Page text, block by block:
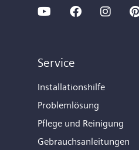
Service
Installationshilfe
Problemlösung
Pflege und Reinigung
Gebrauchsanleitungen